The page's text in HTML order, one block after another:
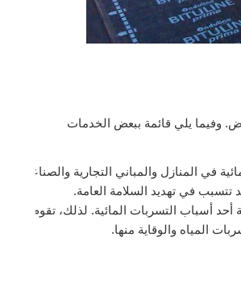
وفيما يلي قائمة ببعض الخدمات
في المنازل والمباني التجارية والصناعية.
في تهديد السلامة العامة.
أحد أسباب التسربات المائية. لذلك، تقوم
المياه والوقاية منها.